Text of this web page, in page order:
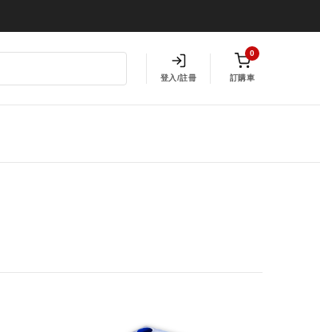
登入/註冊
0
訂購車